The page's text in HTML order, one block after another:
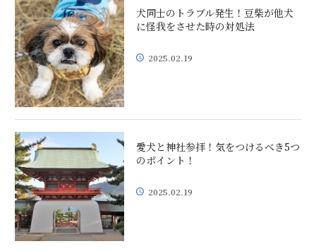
犬同士のトラブル発生！豆柴が他犬
に怪我をさせた時の対処法
2025.02.19
愛犬と神社参拝！気をつけるべき5つ
のポイント！
2025.02.19